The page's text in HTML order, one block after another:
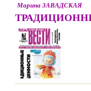
Марина ЗАВАДСКАЯ